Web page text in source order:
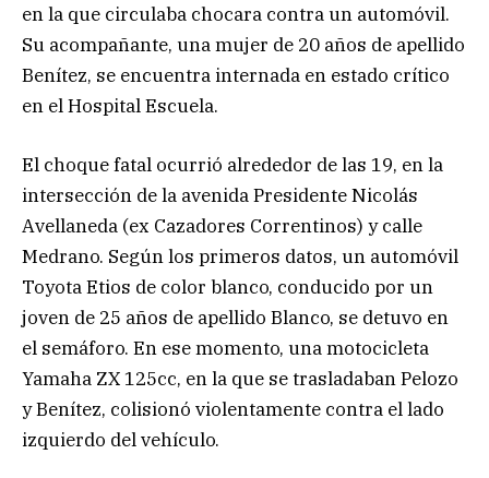
en la que circulaba chocara contra un automóvil.
Su acompañante, una mujer de 20 años de apellido
Benítez, se encuentra internada en estado crítico
en el Hospital Escuela.
El choque fatal ocurrió alrededor de las 19, en la
intersección de la avenida Presidente Nicolás
Avellaneda (ex Cazadores Correntinos) y calle
Medrano. Según los primeros datos, un automóvil
Toyota Etios de color blanco, conducido por un
joven de 25 años de apellido Blanco, se detuvo en
el semáforo. En ese momento, una motocicleta
Yamaha ZX 125cc, en la que se trasladaban Pelozo
y Benítez, colisionó violentamente contra el lado
izquierdo del vehículo.